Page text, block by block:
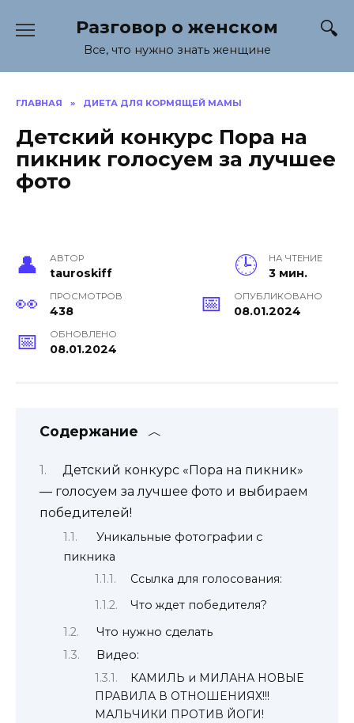
содержанию
Разговор о женском
Все, что нужно знать женщине
ГЛАВНАЯ » ДИЕТА ДЛЯ КОРМЯЩЕЙ МАМЫ
Детский конкурс Пора на
пикник голосуем за лучшее
фото
АВТОР
tauroskiff
НА ЧТЕНИЕ
3 мин.
ПРОСМОТРОВ
438
ОПУБЛИКОВАНО
08.01.2024
ОБНОВЛЕНО
08.01.2024
Содержание
Детский конкурс «Пора на пикник»
— голосуем за лучшее фото и выбираем
победителей!
Уникальные фотографии с
пикника
Ссылка для голосования:
Что ждет победителя?
Что нужно сделать
Видео:
КАМИЛЬ и МИЛАНА НОВЫЕ
ПРАВИЛА В ОТНОШЕНИЯХ!!!
МАЛЬЧИКИ ПРОТИВ ЙОГИ!